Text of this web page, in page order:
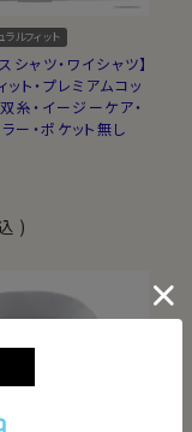
ラルフィット
シャツ・ワイシャツ】
ット・プレミアムコッ
糸・イージーケア・
ー・ポケット無し